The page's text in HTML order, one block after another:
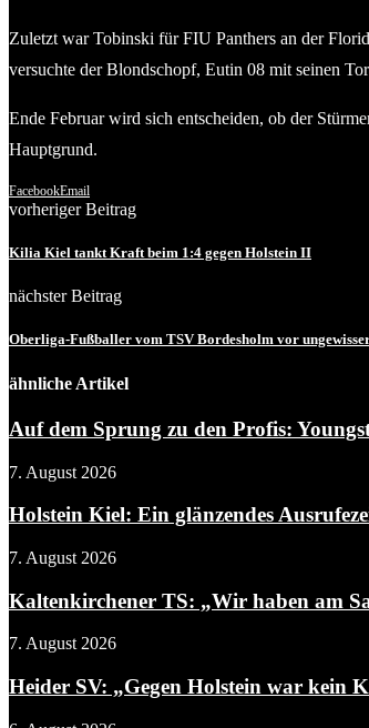
Zuletzt war Tobinski für FIU Panthers an der
versuchte der Blondschopf, Eutin 08 mit seinen
Ende Februar wird sich entscheiden, ob der
Hauptgrund.
FacebookEmail
vorheriger Beitrag
Kilia Kiel tankt Kraft beim 1:4 gegen Holstein II
nächster Beitrag
Oberliga-Fußballer vom TSV Bordesholm vor
ähnliche Artikel
Auf dem Sprung zu den Profis:
7. August 2026
Holstein Kiel: Ein glänzendes
7. August 2026
Kaltenkirchener TS: „Wir haben am
7. August 2026
Heider SV: „Gegen Holstein war kein